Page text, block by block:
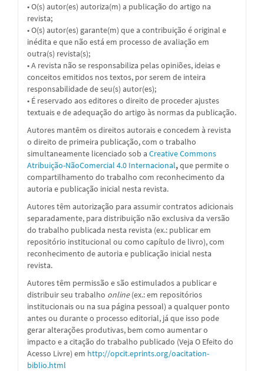
• O(s) autor(es) autoriza(m) a publicação do artigo na
revista;
• O(s) autor(es) garante(m) que a contribuição é original e
inédita e que não está em processo de avaliação em
outra(s) revista(s);
• A revista não se responsabiliza pelas opiniões, ideias e
conceitos emitidos nos textos, por serem de inteira
responsabilidade de seu(s) autor(es);
• É reservado aos editores o direito de proceder ajustes
textuais e de adequação do artigo às normas da publicação.
Autores mantêm os direitos autorais e concedem à revista
o direito de primeira publicação, com o trabalho
simultaneamente licenciado sob a Creative Commons
Atribuição-NãoComercial 4.0 Internacional,que permite o
compartilhamento do trabalho com reconhecimento da
autoria e publicação inicial nesta revista.
Autores têm autorização para assumir contratos adicionais
separadamente, para distribuição não exclusiva da versão
do trabalho publicada nesta revista (ex.: publicar em
repositório institucional ou como capítulo de livro), com
reconhecimento de autoria e publicação inicial nesta
revista.
Autores têm permissão e são estimulados a publicar e
distribuir seu trabalho online(ex.: em repositórios
institucionais ou na sua página pessoal) a qualquer ponto
antes ou durante o processo editorial, já que isso pode
gerar alterações produtivas, bem como aumentar o
impacto e a citação do trabalho publicado (Veja O Efeito do
Acesso Livre) em http://opcit.eprints.org/oacitation-
biblio.html